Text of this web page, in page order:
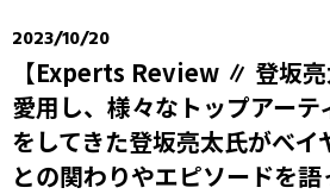
2023/10/20
【Experts Review ∥ 登坂
愛用し、様々なトップアー
をしてきた登坂亮太氏がべイ
との関わりやエピソードを語